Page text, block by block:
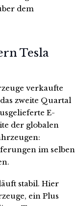
dem
Tesla
verkaufte
zweite Quartal
E-
der globalen
im selben
stabil. Hier
ein Plus